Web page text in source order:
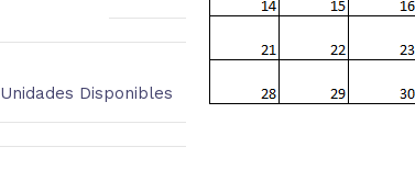
Unidades Disponibles